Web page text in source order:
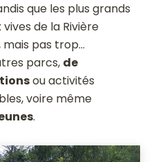
que les plus grands
de la Rivière
pas trop...
parcs, de
ou activités
voire même
.